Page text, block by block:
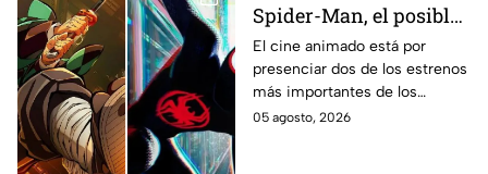
Spider-Man, el posible
gran enfrentamiento
en taquilla del 2027
El cine animado está por
presenciar dos de los estrenos
más importantes de los
últimos años.
05 agosto, 2026